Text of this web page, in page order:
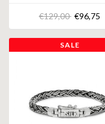
€129,00 €96,75
SALE